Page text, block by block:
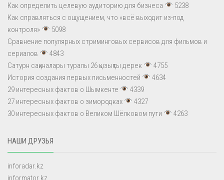
Как определить целевую аудиторию для бизнеса
5238
Как справляться с ощущением, что «всё выходит из-под
контроля»
5098
Сравнение популярных стриминговых сервисов для фильмов и
сериалов
4843
Сатурн сақиналары туралы 26 қызықты дерек
4755
История создания первых письменностей
4634
29 интересных фактов о Шымкенте
4339
27 интересных фактов о зимородках
4327
30 интересных фактов о Великом Шёлковом пути
4263
НАШИ ДРУЗЬЯ
inforadar.kz
informator.kz